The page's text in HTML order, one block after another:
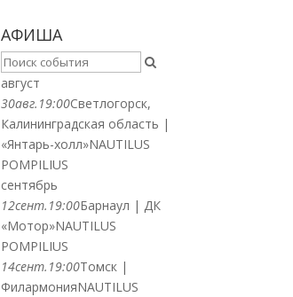
АФИША
август
30авг. 19:00Светлогорск,
Калининградская область |
«Янтарь-холл»NAUTILUS
POMPILIUS
сентябрь
12сент. 19:00Барнаул | ДК
«Мотор»NAUTILUS
POMPILIUS
14сент. 19:00Томск |
ФилармонияNAUTILUS